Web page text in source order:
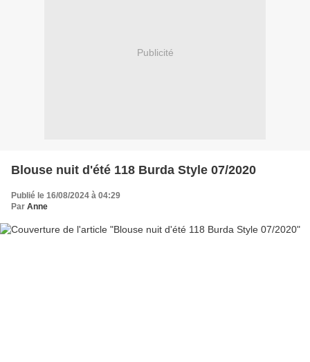
Publicité
Blouse nuit d'été 118 Burda Style 07/2020
Publié le 16/08/2024 à 04:29
Par Anne